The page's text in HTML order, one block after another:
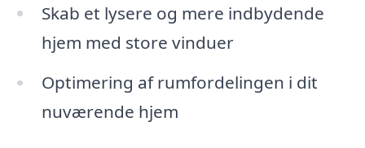
Skab et lysere og mere indbydende
hjem med store vinduer
Optimering af rumfordelingen i dit
nuværende hjem